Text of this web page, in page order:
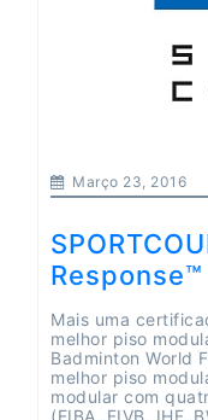
Março 23, 2016
Mais uma
melhor piso
Badminton World
melhor piso
modular com
(FIBA, FIVB, IHF,